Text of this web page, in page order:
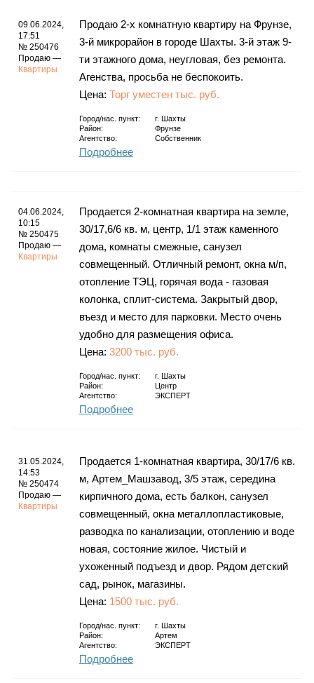
09.06.2024,
17:51
№ 250476
Продаю —
Квартиры
Продаю 2-х комнатную квартиру на Фрунзе,
3-й микрорайон в городе Шахты. 3-й этаж 9-
ти этажного дома, неугловая, без ремонта.
Агенства, просьба не беспокоить.
Цена: Торг уместен тыс. руб.
Город/нас. пункт: г.
Шахты
Район:
Фрунзе
Агентство:
Собственник
Подробнее
04.06.2024,
10:15
№ 250475
Продаю —
Квартиры
Продается 2-комнатная квартира на земле,
30/17,6/6 кв. м, центр, 1/1 этаж каменного
дома, комнаты смежные, санузел
совмещенный. Отличный ремонт, окна м/п,
отопление ТЭЦ, горячая вода - газовая
колонка, сплит-система. Закрытый двор,
въезд и место для парковки. Место очень
удобно для размещения офиса.
Цена: 3200 тыс. руб.
Город/нас. пункт: г.
Шахты
Район:
Центр
Агентство:
ЭКСПЕРТ
Подробнее
31.05.2024,
14:53
№ 250474
Продаю —
Квартиры
Продается 1-комнатная квартира, 30/17/6 кв.
м, Артем_Машзавод, 3/5 этаж, середина
кирпичного дома, есть балкон, санузел
совмещенный, окна металлопластиковые,
разводка по канализации, отоплению и воде
новая, состояние жилое. Чистый и
ухоженный подъезд и двор. Рядом детский
сад, рынок, магазины.
Цена: 1500 тыс. руб.
Город/нас. пункт: г.
Шахты
Район:
Артем
Агентство:
ЭКСПЕРТ
Подробнее